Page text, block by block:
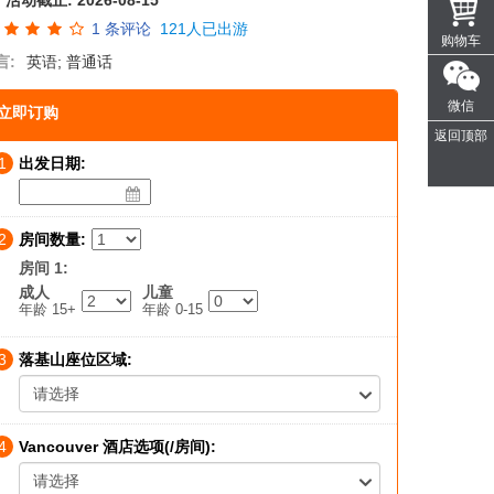
1 条评论 121人已出游
:
英语; 普通话
即订购
出发日期:
房间数量:
房间 1:
成人
年龄 15+
儿童
年龄 0-15
落基山座位区域:
请选择
Vancouver 酒店选项(/房间):
请选择
购物车
微信
返回顶部